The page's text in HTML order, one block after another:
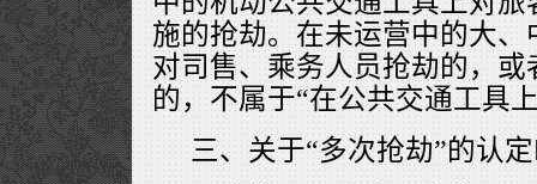
施的抢劫。在未运营中的大
对司售、乘务人员抢劫的，
的，不属于“在公共交通工具
三、关于“多次抢劫”的认